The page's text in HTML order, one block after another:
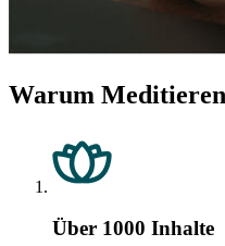
Warum
Über 1000 Inhalte